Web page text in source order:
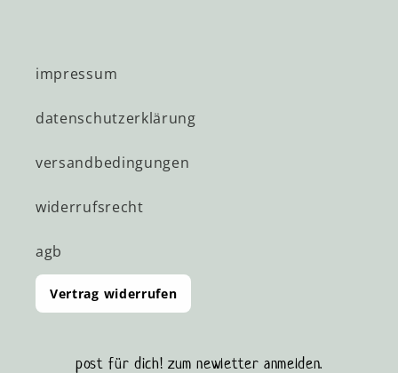
impressum
datenschutzerklärung
versandbedingungen
widerrufsrecht
agb
Vertrag widerrufen
post für dich! zum newletter anmelden.